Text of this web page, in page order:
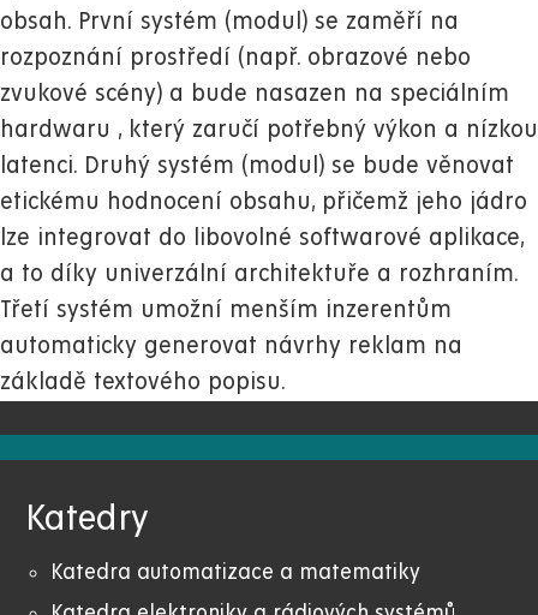
obsah. První systém (modul) se zaměří na
rozpoznání prostředí (např. obrazové nebo
zvukové scény) a bude nasazen na speciálním
hardwaru , který zaručí potřebný výkon a nízkou
latenci. Druhý systém (modul) se bude věnovat
etickému hodnocení obsahu, přičemž jeho jádro
lze integrovat do libovolné softwarové aplikace,
a to díky univerzální architektuře a rozhraním.
Třetí systém umožní menším inzerentům
automaticky generovat návrhy reklam na
základě textového popisu.
Katedry
Katedra automatizace a matematiky